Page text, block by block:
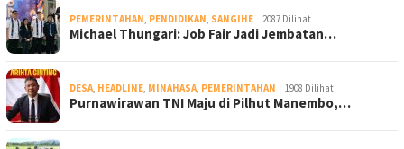
PEMERINTAHAN, PENDIDIKAN, SANGIHE 2087 Dilihat
Michael Thungari: Job Fair Jadi Jembatan…
DESA, HEADLINE, MINAHASA, PEMERINTAHAN 1908 Dilihat
Purnawirawan TNI Maju di Pilhut Manembo,…